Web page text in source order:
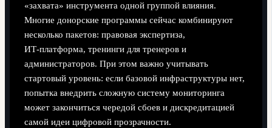
«захвата» инструмента одной группой влияния.
Многие донорские программы сейчас комбинируют
несколько пакетов: правовая экспертиза,
ИТ‑платформа, тренинги для тренеров и
администраторов. При этом важно учитывать
стартовый уровень: если базовой инфраструктуры нет,
попытка внедрить сложную систему мониторинга
может закончиться чередой сбоев и дискредитацией
самой идеи цифровой прозрачности.